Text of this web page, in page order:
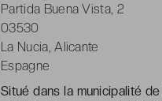
Partida Buena Vista, 2
03530
La Nucia, Alicante
Espagne
Situé dans la municipalité de